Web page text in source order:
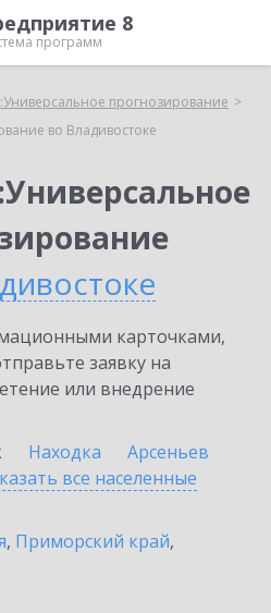
8
программ
прогнозирование
во Владивостоке
карточками,
заявку на
или внедрение
Находка
Арсеньев
все населенные
, Приморский край,